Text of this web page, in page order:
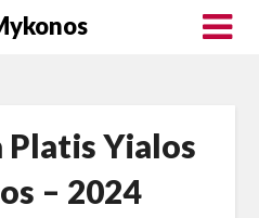
Yialos
– 2024